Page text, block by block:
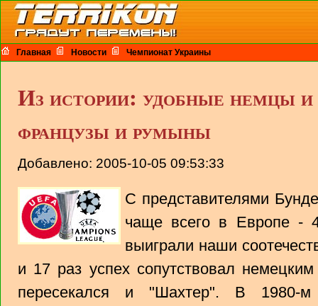
Главная Новости Чемпионат Украины
Из истории: удобные немцы и
французы и румыны
Добавлено: 2005-10-05 09:53:33
С представителями
чаще всего в Европе -
выиграли наши
и 17 раз успех сопутствовал
пересекался и "Шахтер". В 1980-